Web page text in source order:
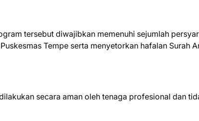
tersebut diwajibkan memenuhi sejumlah
Tempe serta menyetorkan hafalan Surah
secara aman oleh tenaga profesional dan